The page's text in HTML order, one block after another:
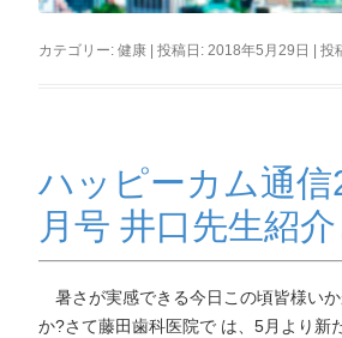
カテゴリー:健康 | 投稿日: 2018年5月29日 |投
ハッピーカム通信
月号 井口先生紹
暑さが実感できる今日この頃皆様い
か?さて藤田歯科医院で は、5月より新